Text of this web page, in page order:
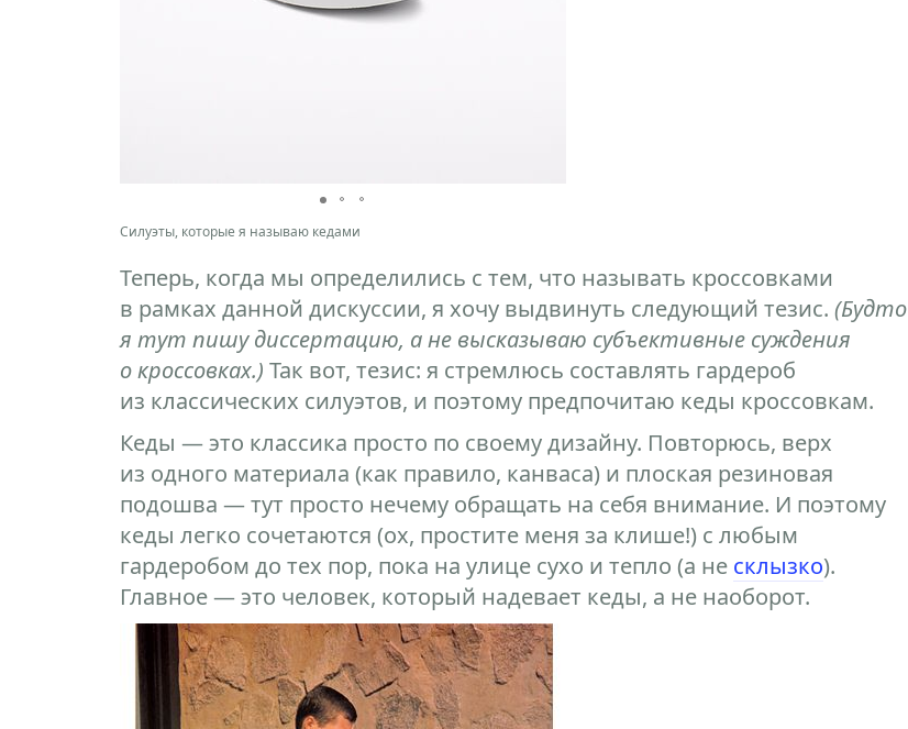
Силуэты, которые я называю кедами
Теперь, когда мы определились с тем, что называть кроссовками
в рамках данной дискуссии, я хочу выдвинуть следующий тезис. (Будто
я тут пишу диссертацию, а не высказываю субъективные суждения
о кроссовках.) Так вот, тезис: я стремлюсь составлять гардероб
из классических силуэтов, и поэтому предпочитаю кеды кроссовкам.
Кеды — это классика просто по своему дизайну. Повторюсь, верх
из одного материала (как правило, канваса) и плоская резиновая
подошва — тут просто нечему обращать на себя внимание. И поэтому
кеды легко сочетаются (ох, простите меня за клише!) с любым
гардеробом до тех пор, пока на улице сухо и тепло (а не склызко).
Главное — это человек, который надевает кеды, а не наоборот.